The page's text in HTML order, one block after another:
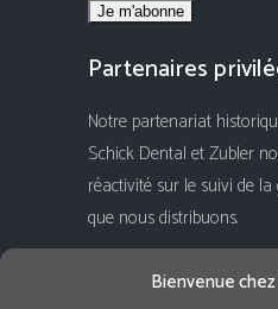
Bienvenue
Partenaires
Notre partenariat
Schick Dental et Zubler
réactivité sur le suivi de
que nous distribuons.
Rejoignez-nous !